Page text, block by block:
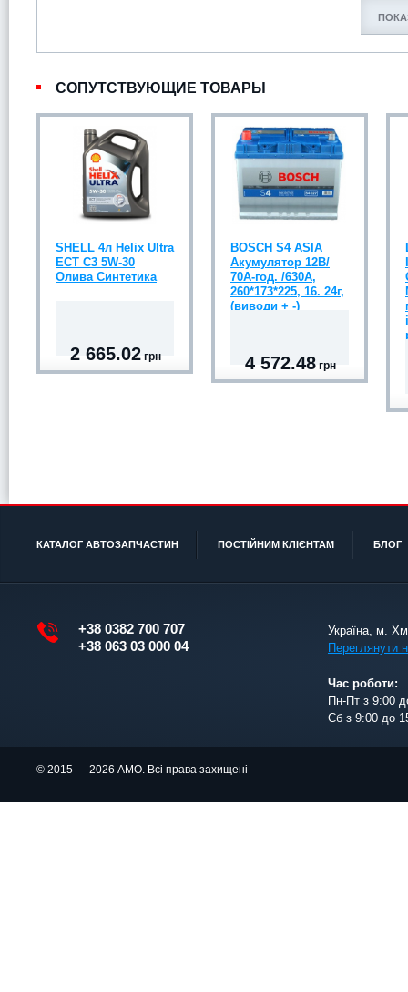
СОПУТСТВУЮЩИЕ ТОВАРЫ
SHELL 4л Helix Ultra
ECT C3 5W-30
Олива Синтетика
2 665.02 грн
BOSCH S4 ASIA
Акумулятор 12В/
70А-год. /630А,
260*173*225, 16. 24г,
(виводи + -)
4 572.48 грн
КАТАЛОГ АВТОЗАПЧАСТИН ПОСТІЙНИМ КЛІЄНТАМ БЛОГ
+38 0382 700 707
+38 063 03 000 04
Україна, м.
Переглянути
Час роботи:
Пн-Пт з 9:00
Сб з 9:00 до
© 2015 — 2026 АМО. Всі права захищені